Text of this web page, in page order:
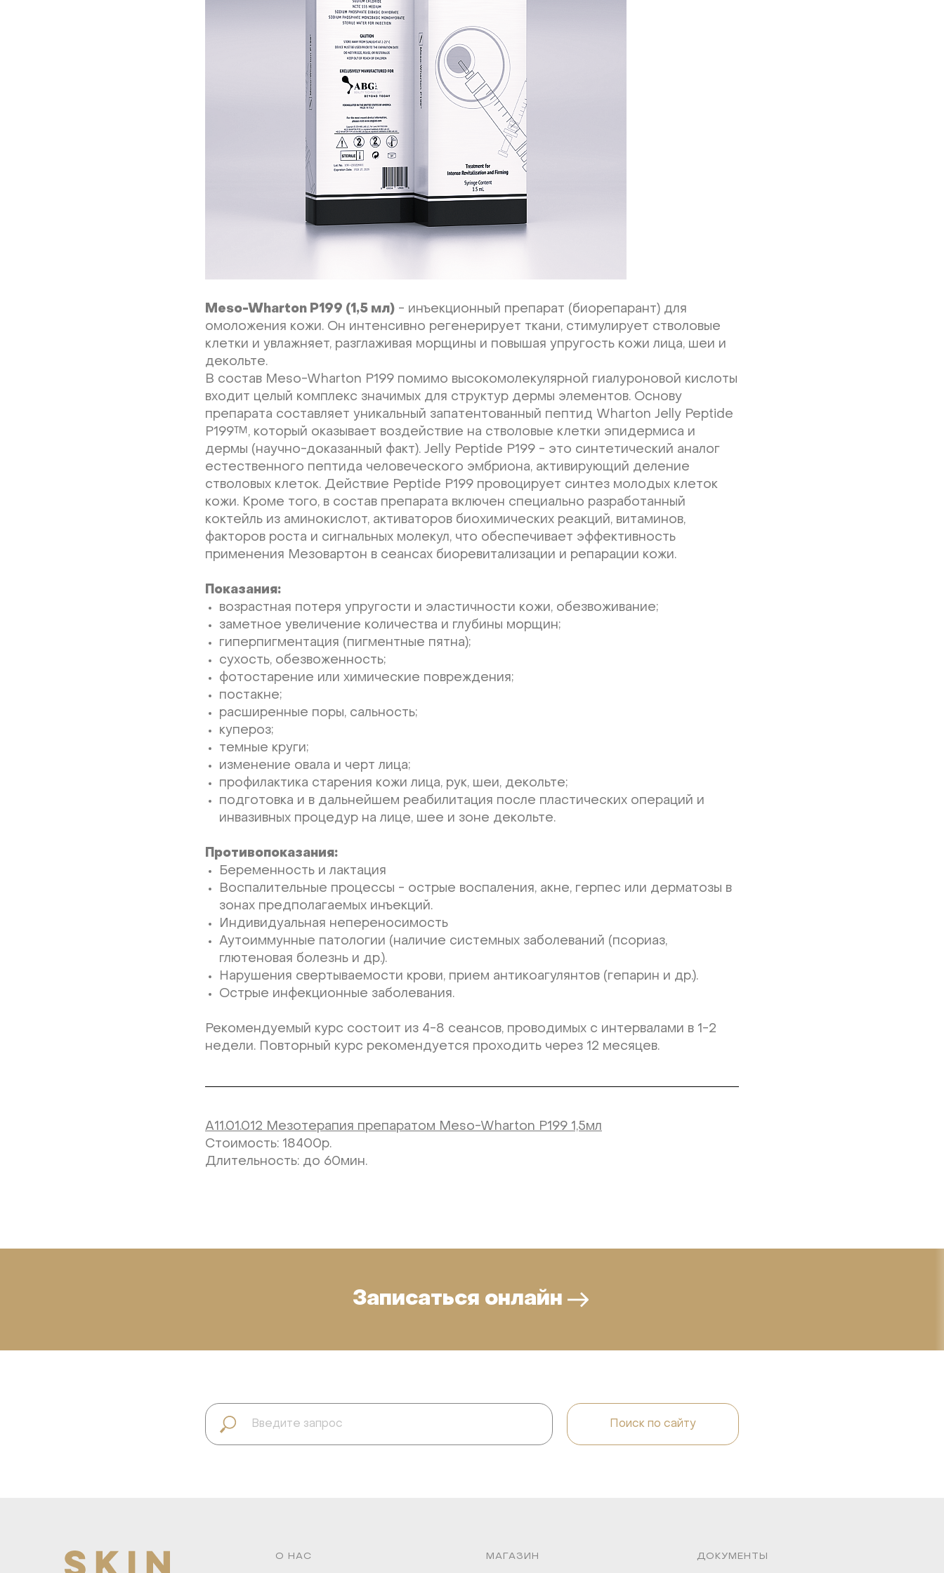
Meso-Wharton P199 (1,5 мл) - инъекционный препарат (биорепарант) для
омоложения кожи. Он интенсивно регенерирует ткани, стимулирует стволовые
клетки и увлажняет, разглаживая морщины и повышая упругость кожи лица, шеи и
декольте.
В состав Meso-Wharton Р199 помимо высокомолекулярной гиалуроновой кислоты
входит целый комплекс значимых для структур дермы элементов. Основу
препарата составляет уникальный запатентованный пептид Wharton Jelly Peptide
Р199™, который оказывает воздействие на стволовые клетки эпидермиса и
дермы (научно-доказанный факт). Jelly Peptide Р199 - это синтетический аналог
естественного пептида человеческого эмбриона, активирующий деление
стволовых клеток. Действие Peptide Р199 провоцирует синтез молодых клеток
кожи. Кроме того, в состав препарата включен специально разработанный
коктейль из аминокислот, активаторов биохимических реакций, витаминов,
факторов роста и сигнальных молекул, что обеспечивает эффективность
применения Мезовартон в сеансах биоревитализации и репарации кожи.
Показания:
возрастная потеря упругости и эластичности кожи, обезвоживание;
заметное увеличение количества и глубины морщин;
гиперпигментация (пигментные пятна);
сухость, обезвоженность;
фотостарение или химические повреждения;
постакне;
расширенные поры, сальность;
купероз;
темные круги;
изменение овала и черт лица;
профилактика старения кожи лица, рук, шеи, декольте;
подготовка и в дальнейшем реабилитация после пластических операций и
инвазивных процедур на лице, шее и зоне декольте.
Противопоказания:
Беременность и лактация
Воспалительные процессы - острые воспаления, акне, герпес или дерматозы в
зонах предполагаемых инъекций.
Индивидуальная непереносимость
Аутоиммунные патологии (наличие системных заболеваний (псориаз,
глютеновая болезнь и др.).
Нарушения свертываемости крови, прием антикоагулянтов (гепарин и др.).
Острые инфекционные заболевания.
Рекомендуемый курс состоит из 4-8 сеансов, проводимых с интервалами в 1-2
недели. Повторный курс рекомендуется проходить через 12 месяцев.
A11.01.012 Мезотерапия препаратом Meso-Wharton P199 1,5мл
Стоимость: 18400р.
Длительность: до 60мин.
Записаться онлайн
Поиск по сайту
О НАС МАГАЗИН ДОКУМЕНТЫ